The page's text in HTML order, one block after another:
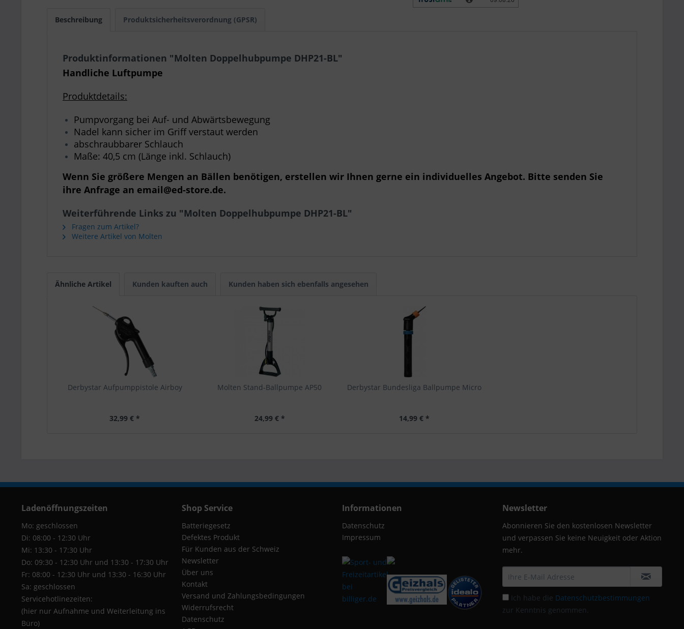
Beschreibung Produktsicherheitsverordnung (GPSR)
Produktinformationen "Molten Doppelhubpumpe DHP21-BL"
Handliche Luftpumpe
Produktdetails:
Pumpvorgang bei Auf- und Abwärtsbewegung
Nadel kann sicher im Griff verstaut werden
abschraubbarer Schlauch
Maße: 40,5 cm (Länge inkl. Schlauch)
Wenn Sie größere Mengen an Bällen benötigen, erstellen wir Ihnen gerne ein individuelles Angebot. Bitte senden Sie
ihre Anfrage an email@ed-store.de.
Weiterführende Links zu "Molten Doppelhubpumpe DHP21-BL"
Fragen zum Artikel?
Weitere Artikel von Molten
Ähnliche Artikel Kunden kauften auch Kunden haben sich ebenfalls angesehen
Derbystar Aufpumppistole Airboy
32,99 € *
Molten Stand-Ballpumpe AP50
24,99 € *
Derbystar Bundesliga Ballpumpe Micro
14,99 € *
Ladenöffnungszeiten
Mo: geschlossen
Di: 08:00 - 12:30 Uhr
Mi: 13:30 - 17:30 Uhr
Do: 09:30 - 12:30 Uhr und 13:30 - 17:30 Uhr
Fr: 08:00 - 12:30 Uhr und 13:30 - 16:30 Uhr
Sa: geschlossen
Servicehotlinezeiten:
(hier nur Aufnahme und Weiterleitung ins
Büro)
Shop Service
Batteriegesetz
Defektes Produkt
Für Kunden aus der Schweiz
Newsletter
Über uns
Kontakt
Versand und Zahlungsbedingungen
Widerrufsrecht
Datenschutz
Informationen
Datenschutz
Impressum
Newsletter
Abonnieren Sie den kostenlosen Newsletter
und verpassen Sie keine Neuigkeit oder Aktion
mehr.
Ich habe die Datenschutzbestimmungen
zur Kenntnis genommen.